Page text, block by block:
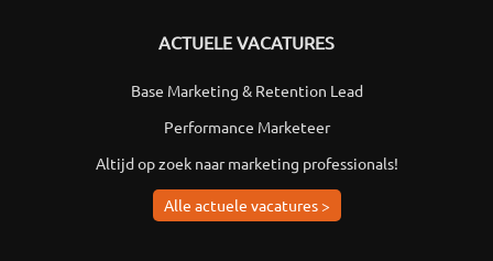
ACTUELE VACATURES
Base Marketing & Retention Lead
Performance Marketeer
Altijd op zoek naar marketing professionals!
Alle actuele vacatures >